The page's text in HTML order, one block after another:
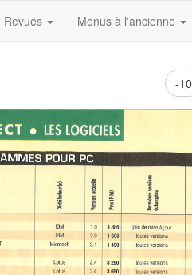
Revues Menus à l'ancienne
-10